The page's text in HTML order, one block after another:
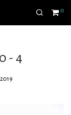
0
4